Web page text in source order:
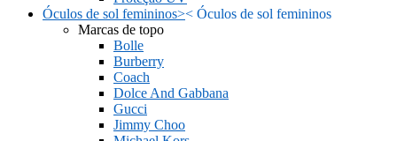
Óculos de sol femininos>< Óculos de sol femininos
Marcas de topo
Bolle
Burberry
Coach
Dolce And Gabbana
Gucci
Jimmy Choo